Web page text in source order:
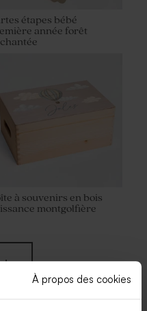
À propos des cookies
étapes bébé
année forêt
à souvenirs en bois
montgolfière
+